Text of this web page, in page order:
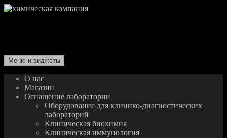
Перейти
Меню и виджеты
О нас
Магазин
Оснащение лаборатории
Оборудование для клинико-диагностических
лабораторий
Клиническая биохимия
Клиническая иммунология